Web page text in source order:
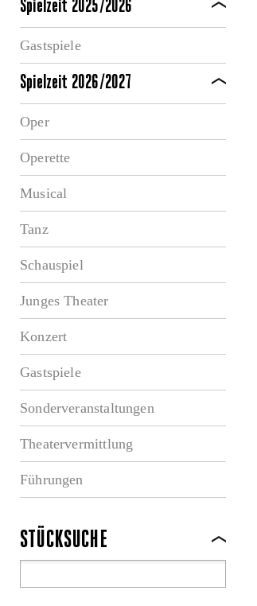
Spielzeit 2025/2026
Gastspiele
Spielzeit 2026/2027
Oper
Operette
Musical
Tanz
Schauspiel
Junges Theater
Konzert
Gastspiele
Sonderveranstaltungen
Theatervermittlung
Führungen
STÜCKSUCHE